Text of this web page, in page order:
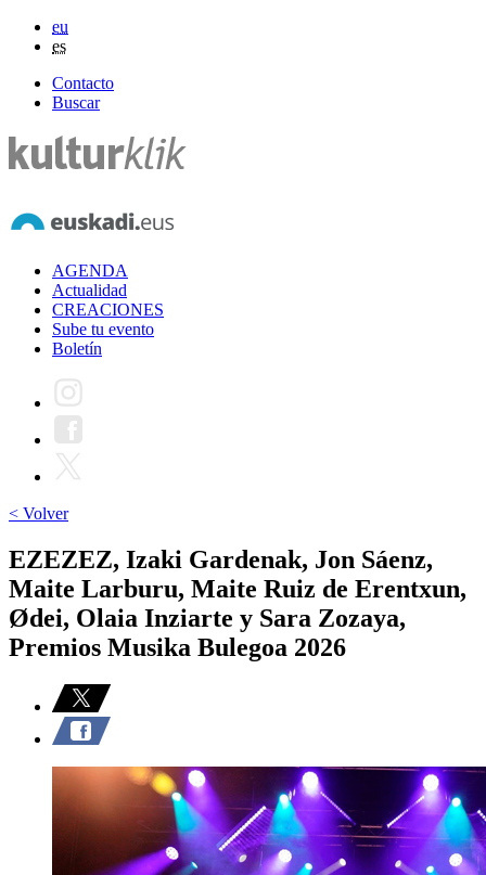
eu
es
Contacto
Buscar
AGENDA
Actualidad
CREACIONES
Sube tu evento
Boletín
< Volver
EZEZEZ, Izaki Gardenak, Jon Sáenz,
Maite Larburu, Maite Ruiz de Erentxun,
Ødei, Olaia Inziarte y Sara Zozaya,
Premios Musika Bulegoa 2026